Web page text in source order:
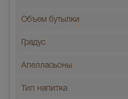
Объем бутылки
Градус
Апелласьоны
Тип напитка